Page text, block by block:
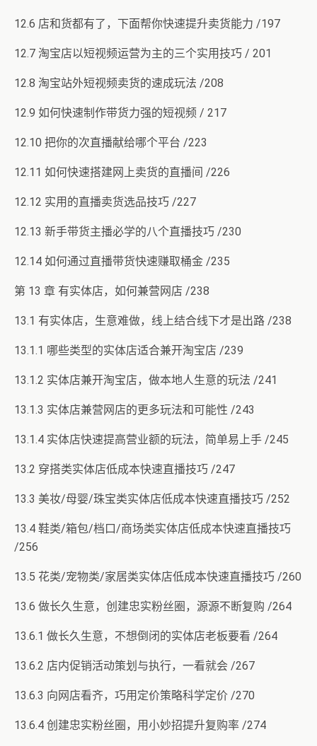
12.6 店和货都有了，下面帮你快速提升卖货能力 /197
12.7 淘宝店以短视频运营为主的三个实用技巧 / 201
12.8 淘宝站外短视频卖货的速成玩法 /208
12.9 如何快速制作带货力强的短视频 / 217
12.10 把你的次直播献给哪个平台 /223
12.11 如何快速搭建网上卖货的直播间 /226
12.12 实用的直播卖货选品技巧 /227
12.13 新手带货主播必学的八个直播技巧 /230
12.14 如何通过直播带货快速赚取桶金 /235
第 13 章 有实体店，如何兼营网店 /238
13.1 有实体店，生意难做，线上结合线下才是出路 /238
13.1.1 哪些类型的实体店适合兼开淘宝店 /239
13.1.2 实体店兼开淘宝店，做本地人生意的玩法 /241
13.1.3 实体店兼营网店的更多玩法和可能性 /243
13.1.4 实体店快速提高营业额的玩法，简单易上手 /245
13.2 穿搭类实体店低成本快速直播技巧 /247
13.3 美妆/母婴/珠宝类实体店低成本快速直播技巧 /252
13.4 鞋类/箱包/档口/商场类实体店低成本快速直播技巧
/256
13.5 花类/宠物类/家居类实体店低成本快速直播技巧 /260
13.6 做长久生意，创建忠实粉丝圈，源源不断复购 /264
13.6.1 做长久生意，不想倒闭的实体店老板要看 /264
13.6.2 店内促销活动策划与执行，一看就会 /267
13.6.3 向网店看齐，巧用定价策略科学定价 /270
13.6.4 创建忠实粉丝圈，用小妙招提升复购率 /274